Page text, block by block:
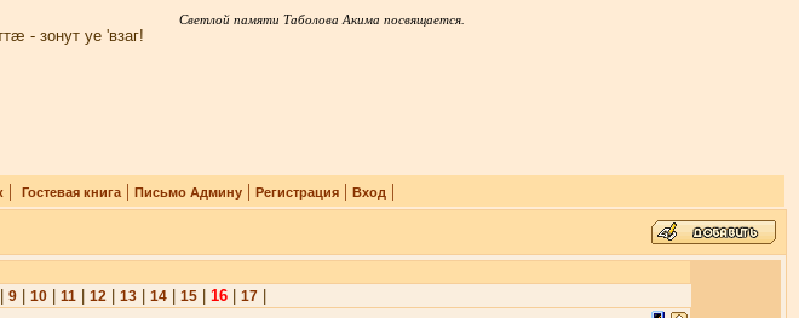
Светлой памяти Таболова Акима посвящается.
- зонут уе 'взаг!
| Гостевая книга| Письмо Админу| Регистрация| Вход |
9| 10| 11| 12| 13| 14| 15| 16| 17|